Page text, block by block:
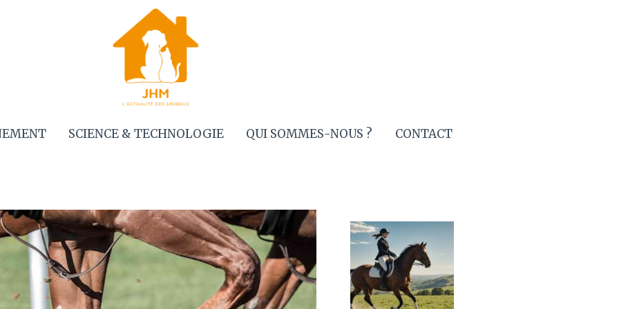
SCIENCE & TECHNOLOGIE QUI SOMMES-NOUS ? CONTACT